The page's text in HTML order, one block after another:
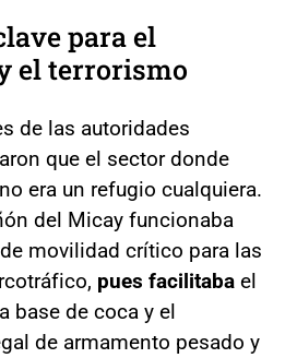
para el
el terrorismo
de las autoridades
que el sector donde
era un refugio cualquiera.
del Micay funcionaba
movilidad crítico para las
pues facilitaba el
base de coca y el
de armamento pesado y